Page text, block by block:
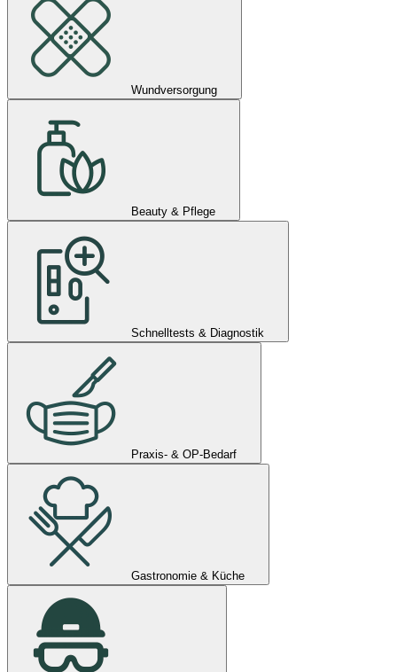
Wundversorgung
Beauty & Pflege
Schnelltests & Diagnostik
Praxis- & OP-Bedarf
Gastronomie & Küche